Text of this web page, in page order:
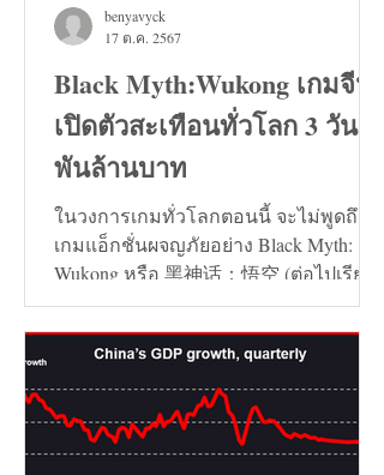
Black Myth:Wukong เกมจีน
เปิดตัวสะเทือนทั่วโลก 3 วัน 7
พันล้านบาท
ในวงการเกมทั่วโลกตอนนี้ จะไม่พูดถึง
เกมแอ็กชั่นผจญภัยอย่าง Black Myth:
Wukong หรือ 黑神话：悟空 (ต่อไปเรียก
ว่า เกมหงอคง) ไม่ได้เลย...
benyavyck
17 ต.ค. 2567